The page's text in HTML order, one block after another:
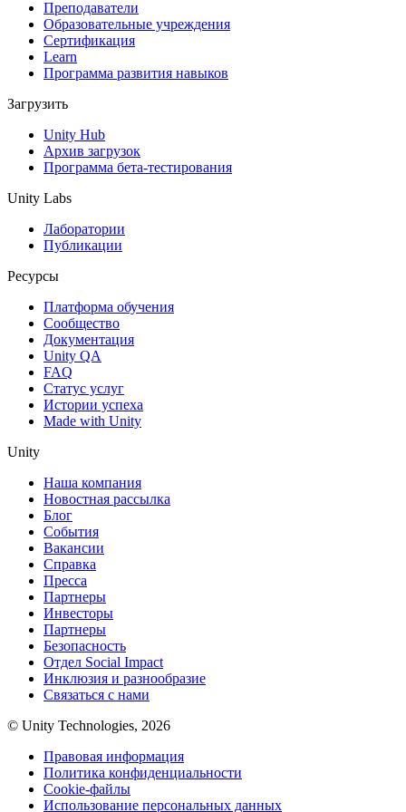
XR-игры
Запускайте XR-игры на разных платформах
Упрощенное создание многопользовательских игр
Преподаватели
Образовательные учреждения
Сертификация
Learn
Программа развития навыков
Загрузить
Unity Hub
Архив загрузок
Программа бета-тестирования
Unity Labs
Лаборатории
Публикации
Ресурсы
Платформа обучения
Сообщество
Документация
Unity QA
FAQ
Статус услуг
Истории успеха
Made with Unity
Unity
Наша компания
Новостная рассылка
Блог
События
Вакансии
Справка
Пресса
Партнеры
Инвесторы
Партнеры
Безопасность
Отдел Social Impact
Инклюзия и разнообразие
Связаться с нами
© Unity Technologies, 2026
Правовая информация
Политика конфиденциальности
Cookie-файлы
Использование персональных данных